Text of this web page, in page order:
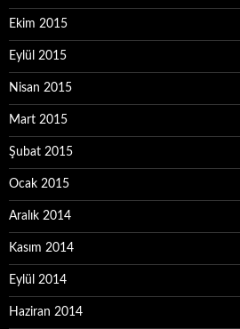
Ekim 2015
Eylül 2015
Nisan 2015
Mart 2015
Şubat 2015
Ocak 2015
Aralık 2014
Kasım 2014
Eylül 2014
Haziran 2014